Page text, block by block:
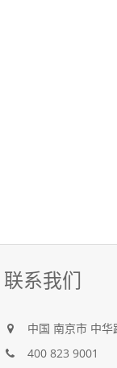
联系我们
中国 南京市 中华
400 823 9001